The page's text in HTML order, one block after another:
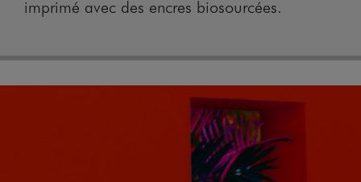
imprimé avec des encres biosourcées.